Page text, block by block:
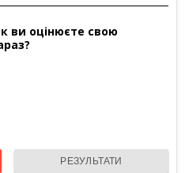
ви оцінюєте свою
РЕЗУЛЬТАТИ